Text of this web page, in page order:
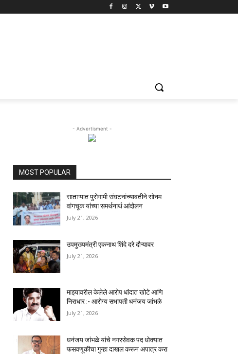
- Advertisment -
MOST POPULAR
साताऱ्यात पुरोगामी संघटनांच्यावतीने सोनम
वांगचूक यांच्या समर्थनार्थ आंदोलन
July 21, 2026
उपमुख्यमंत्री एकनाथ शिंदे दरे दौऱ्यावर
July 21, 2026
माझ्यावरील केलेले आरोप धांदात खोटे आणि
निराधार :- आरोग्य सभापती धनंजय जांभळे
July 21, 2026
धनंजय जांभळे यांचे नगरसेवक पद धोक्यात
फसवणूकीचा गुन्हा दाखल करून अपात्र करा